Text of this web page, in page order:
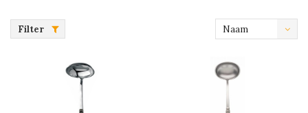
Filter
Naam